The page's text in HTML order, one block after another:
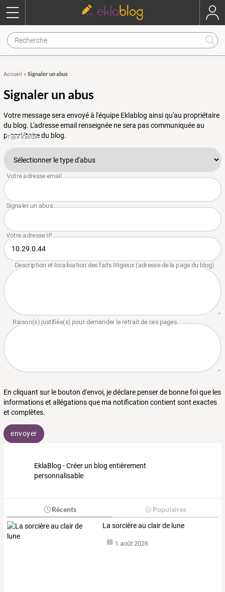
Accueil » Signaler un abus
Signaler un abus
Votre message sera envoyé à l'équipe Eklablog ainsi qu'au propriétaire
du blog. L'adresse email renseignée ne sera pas communiquée au
propriétaire du blog.
En cliquant sur le bouton d'envoi, je déclare penser de bonne foi que les
informations et allégations que ma notification contient sont exactes
et complètes.
envoyer
EklaBlog - Créer un blog entièrement
personnalisable
Récents Populaires
La sorcière au clair de lune
1 août 2026